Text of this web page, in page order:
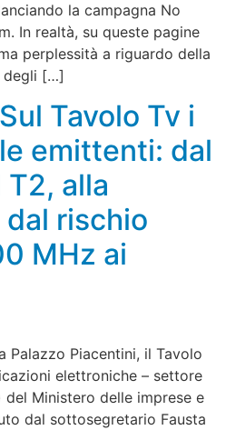
la campagna No
In realtà, su queste pagine
perplessità a riguardo della
degli […]
Tavolo Tv i
emittenti: dal
alla
rischio
MHz ai
Palazzo Piacentini, il Tavolo
elettroniche – settore
Ministero delle imprese e
dal sottosegretario Fausta